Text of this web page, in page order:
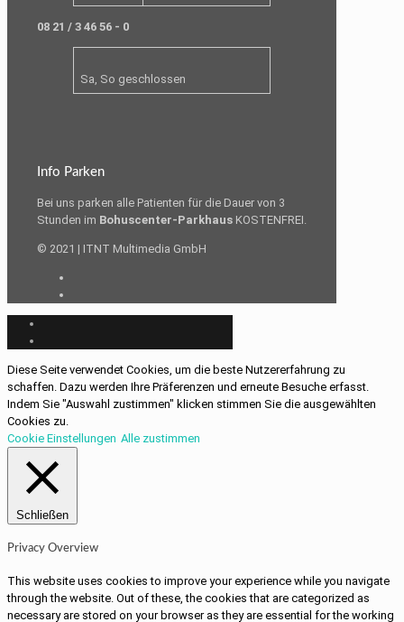
08 21 / 3 46 56 - 0
Sa, So geschlossen
Info Parken
Bei uns parken alle Patienten für die Dauer von 3
Stunden im Bohuscenter-Parkhaus KOSTENFREI.
© 2021 | ITNT Multimedia GmbH
Diese Seite verwendet Cookies, um die beste Nutzererfahrung zu
schaffen. Dazu werden Ihre Präferenzen und erneute Besuche erfasst.
Indem Sie "Auswahl zustimmen" klicken stimmen Sie die ausgewählten
Cookies zu.
Cookie Einstellungen Alle zustimmen
Schließen
Privacy Overview
This website uses cookies to improve your experience while you navigate
through the website. Out of these, the cookies that are categorized as
necessary are stored on your browser as they are essential for the working